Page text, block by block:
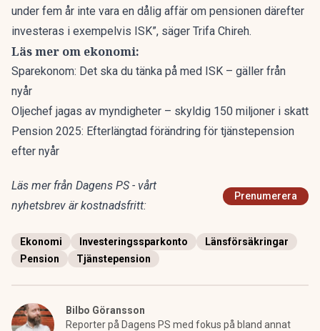
under fem år inte vara en dålig affär om pensionen därefter
investeras i exempelvis ISK”, säger Trifa Chireh.
Läs mer om ekonomi:
Sparekonom: Det ska du tänka på med ISK – gäller från
nyår
Oljechef jagas av myndigheter – skyldig 150 miljoner i skatt
Pension 2025: Efterlängtad förändring för tjänstepension
efter nyår
Läs mer från Dagens PS - vårt
nyhetsbrev är kostnadsfritt:
Prenumerera
Ekonomi Investeringssparkonto
Länsförsäkringar
Pension
Tjänstepension
Bilbo Göransson
Reporter på Dagens PS med fokus på bland annat